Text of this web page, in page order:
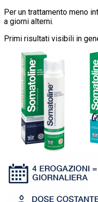
Per un trattamento meno
a giorni alterni.
Primi risultati visibili in